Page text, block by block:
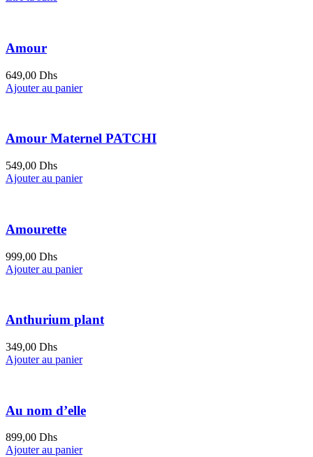
Amour
649,00 Dhs
Ajouter au panier
Amour Maternel PATCHI
549,00 Dhs
Ajouter au panier
Amourette
999,00 Dhs
Ajouter au panier
Anthurium plant
349,00 Dhs
Ajouter au panier
Au nom d’elle
899,00 Dhs
Ajouter au panier